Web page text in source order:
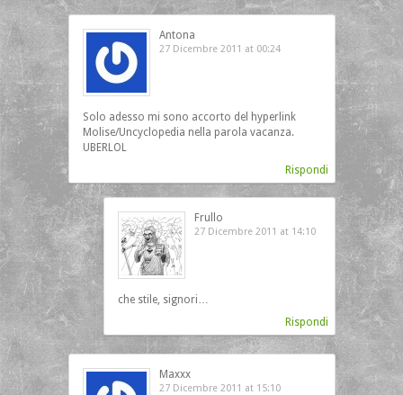
Antona
27 Dicembre 2011 at 00:24
Solo adesso mi sono accorto del hyperlink
Molise/Uncyclopedia nella parola vacanza.
UBERLOL
Rispondi
Frullo
27 Dicembre 2011 at 14:10
che stile, signori…
Rispondi
Maxxx
27 Dicembre 2011 at 15:10